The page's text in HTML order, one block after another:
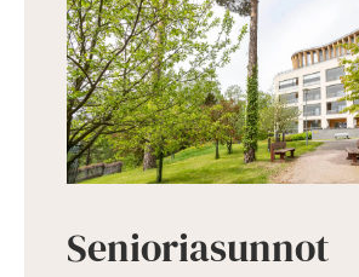
Senioriasunnot